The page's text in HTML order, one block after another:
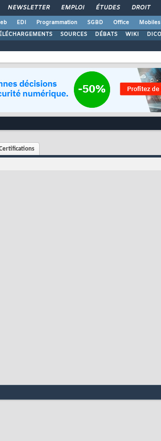
NEWSLETTER EMPLOI ÉTUDES DROIT
EDI Programmation SGBD Office Mobiles
SOURCES DÉBATS WIKI DICO